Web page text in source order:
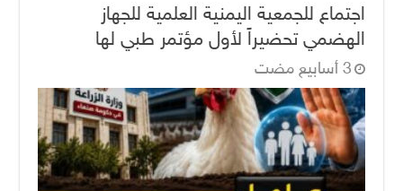
اجتماع للجمعية اليمنية العلمية للجهاز
الهضمي تحضيراً لأول مؤتمر طبي لها